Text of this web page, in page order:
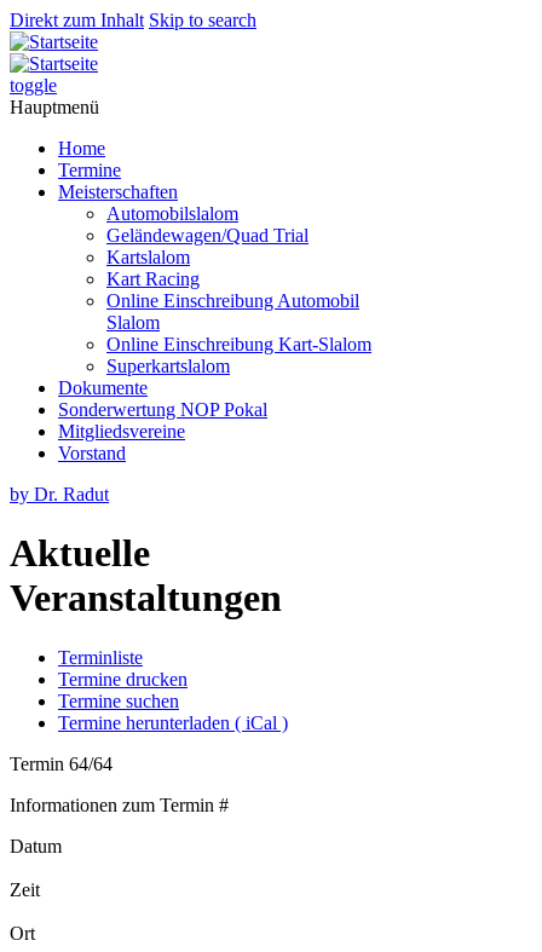
Direkt zum Inhalt Skip to search
toggle
Hauptmenü
Home
Termine
Meisterschaften
Automobilslalom
Geländewagen/Quad Trial
Kartslalom
Kart Racing
Online Einschreibung Automobil
Slalom
Online Einschreibung Kart-Slalom
Superkartslalom
Dokumente
Sonderwertung NOP Pokal
Mitgliedsvereine
Vorstand
by Dr. Radut
Aktuelle
Veranstaltungen
Terminliste
Termine drucken
Termine suchen
Termine herunterladen ( iCal )
Termin 64/64
Informationen zum Termin #
Datum
Zeit
Ort